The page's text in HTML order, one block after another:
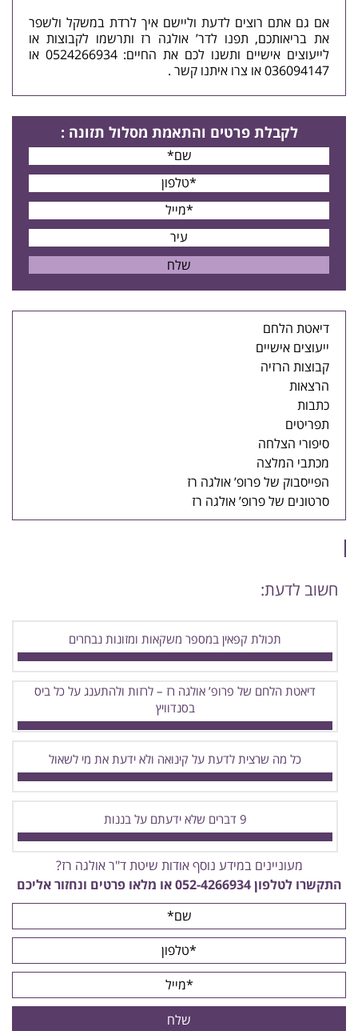
אם גם אתם רוצים לדעת וליישם איך לרדת במשקל ולשפר
את בריאותכם, תפנו לדר’ אולגה רז ותרשמו לקבוצות או
לייעוצים אישיים ותשנו לכם את החיים: 0524266934 או
036094147 או
צרו איתנו קשר .
לקבלת פרטים והתאמת מסלול תזונה :
דיאטת הלחם
ייעוצים אישיים
קבוצות הרזיה
הרצאות
כתבות
תפריטים
סיפורי הצלחה
מכתבי המלצה
הפייסבוק של פרופ’ אולגה רז
סרטונים של פרופ’ אולגה רז
חשוב לדעת:
תכולת קפאין במספר משקאות ומזונות נבחרים
דיאטת הלחם של פרופ’ אולגה רז – לרזות ולהתענג על כל ביס
בסנדוויץ
כל מה שרצית לדעת על קינואה ולא ידעת את מי לשאול
9 דברים שלא ידעתם על בננות
מעוניינים במידע נוסף אודות שיטת ד"ר אולגה רז?
התקשרו לטלפון052-4266934 או מלאו פרטים ונחזור אליכם